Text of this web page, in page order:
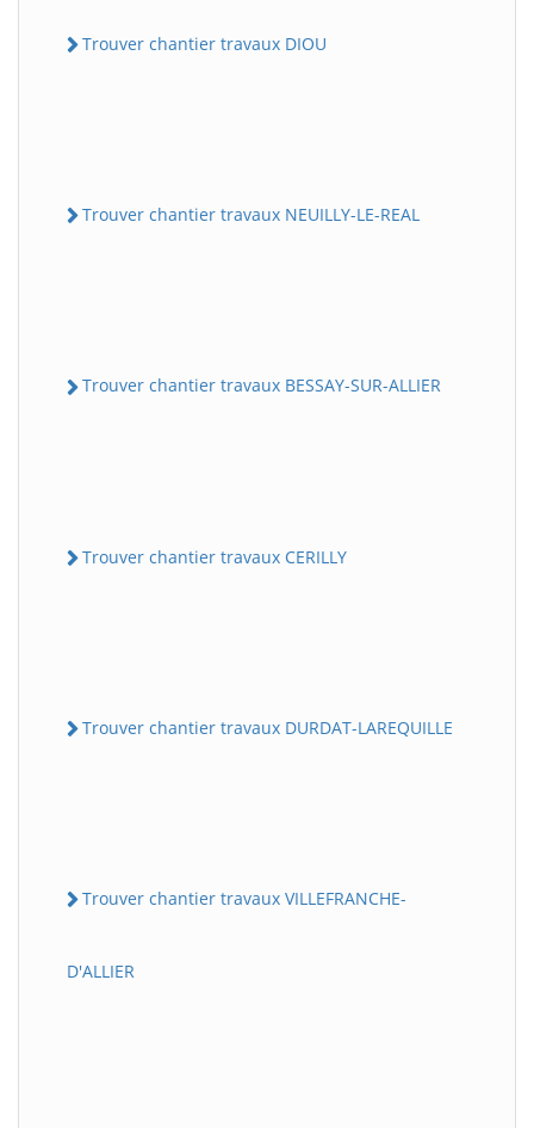
Trouver chantier travaux DIOU
Trouver chantier travaux NEUILLY-LE-REAL
Trouver chantier travaux BESSAY-SUR-ALLIER
Trouver chantier travaux CERILLY
Trouver chantier travaux DURDAT-LAREQUILLE
Trouver chantier travaux VILLEFRANCHE-
D'ALLIER